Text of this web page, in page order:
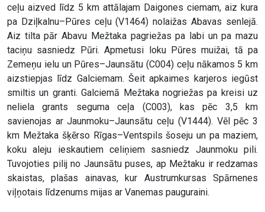
ceļu aizved līdz 5 km attālajam Daigones ciemam, aiz kura
pa Dziļkalnu–Pūres ceļu (V1464) nolaižas Abavas senlejā.
Aiz tilta pār Abavu Mežtaka pagriežas pa labi un pa mazu
taciņu sasniedz Pūri. Apmetusi loku Pūres muižai, tā pa
Zemeņu ielu un Pūres–Jaunsātu (C004) ceļu nākamos 5 km
aizstiepjas līdz Galciemam. Šeit apkaimes karjeros iegūst
smiltis un granti. Galciemā Mežtaka nogriežas pa kreisi uz
neliela grants seguma ceļa (C003), kas pēc 3,5 km
savienojas ar Jaunmoku–Jaunsātu ceļu (V1444). Vēl pēc 3
km Mežtaka šķērso Rīgas–Ventspils šoseju un pa maziem,
koku aleju ieskautiem celiņiem sasniedz Jaunmoku pili.
Tuvojoties pilij no Jaunsātu puses, ap Mežtaku ir redzamas
skaistas, plašas ainavas, kur Austrumkursas Spārnenes
viļņotais līdzenums mijas ar Vanemas pauguraini.